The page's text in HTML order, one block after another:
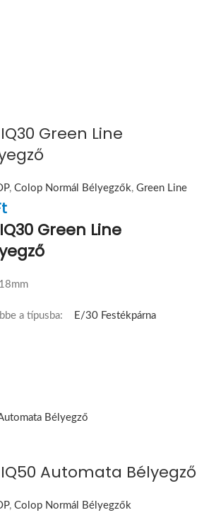
Green Line
, Colop Normál Bélyegzők, Green Line
Green Line
a típusba: E/30 Festékpárna
IQ50 Automata Bélyegző
, Colop Normál Bélyegzők